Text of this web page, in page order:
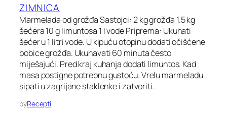
ZIMNICA
Marmelada od grožđa Sastojci: 2 kg grožđa 1.5 kg
šećera 10 g limuntosa 1 l vode Priprema: Ukuhati
šećer u 1 litri vode. U kipuću otopinu dodati očišćene
bobice grožđa. Ukuhavati 60 minuta često
miješajući. Pred kraj kuhanja dodati limuntos. Kad
masa postigne potrebnu gustoću. Vrelu marmeladu
sipati u zagrijane staklenke i zatvoriti.
byRecepti